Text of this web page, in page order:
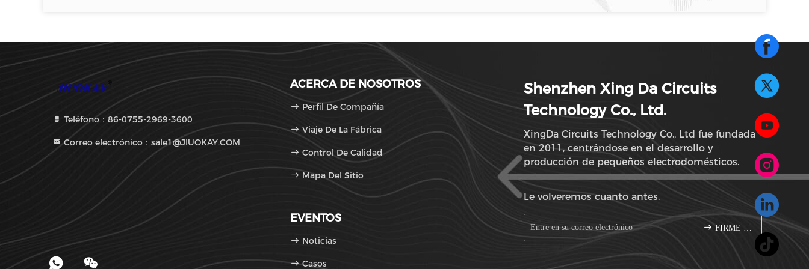
Teléfono：86-0755-2969-3600
Correo electrónico：sale1@JIUOKAY.COM
ACERCA DE NOSOTROS
Perfil De Compañía
Viaje De La Fábrica
Control De Calidad
Mapa Del Sitio
EVENTOS
Noticias
Casos
Shenzhen Xing Da Circuits
Technology Co., Ltd.
XingDa Circuits Technology Co., Ltd fue fundada
en 2011, centrándose en el desarrollo y
producción de pequeños electrodomésticos.
Le volveremos cuanto antes.
FIRME PARA ARRIBA